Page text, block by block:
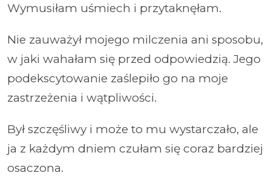
Wymusiłam uśmiech i przytaknęłam.
Nie zauważył mojego milczenia ani sposobu,
w jaki wahałam się przed odpowiedzią. Jego
podekscytowanie zaślepiło go na moje
zastrzeżenia i wątpliwości.
Był szczęśliwy i może to mu wystarczało, ale
ja z każdym dniem czułam się coraz bardziej
osaczona.